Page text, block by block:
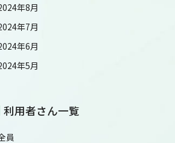
年8月
年7月
年6月
年5月
利用者さん一覧
員